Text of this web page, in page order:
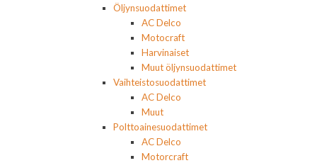
Öljynsuodattimet
AC Delco
Motocraft
Harvinaiset
Muut öljynsuodattimet
Vaihteistosuodattimet
AC Delco
Muut
Polttoainesuodattimet
AC Delco
Motorcraft